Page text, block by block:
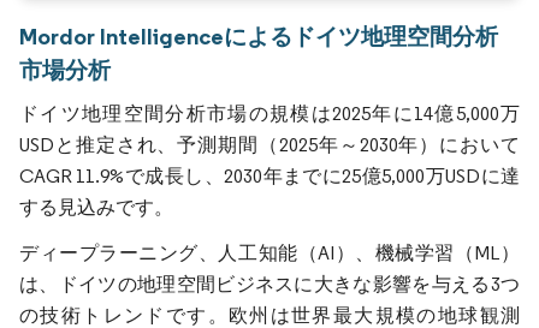
Mordor Intelligenceによるドイツ地理空間分析
市場分析
ドイツ地理空間分析市場の規模は2025年に14億5,000万
USDと推定され、予測期間（2025年～2030年）において
CAGR 11.9%で成長し、2030年までに25億5,000万USDに達
する見込みです。
ディープラーニング、人工知能（AI）、機械学習（ML）
は、ドイツの地理空間ビジネスに大きな影響を与える3つ
の技術トレンドです。欧州は世界最大規模の地球観測